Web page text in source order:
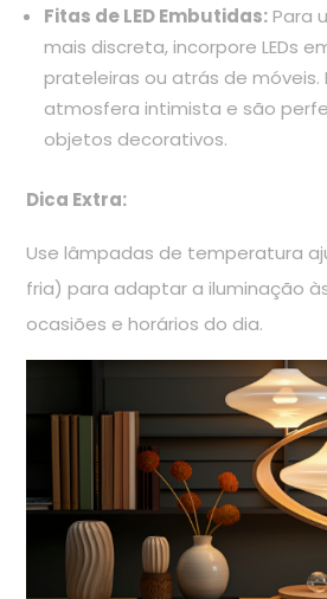
Fitas de LED Embutidas:Para
mais discreta, incorpore LEDs
prateleiras ou atrás de móveis.
atmosfera intimista e são
objetos decorativos.
Dica Extra:
Use lâmpadas de temperatura
fria) para adaptar a iluminação
ocasiões e horários do dia.